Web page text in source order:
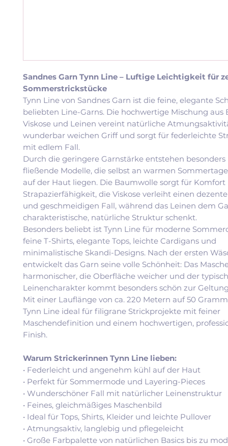
Sandnes Garn Tynn Line – Luftige Leichtigkeit für
Sommerstrickstücke
Tynn Line von Sandnes Garn ist die feine, elegante
beliebten Line-Garns. Die hochwertige Mischung aus
Viskose und Leinen vereint natürliche
wunderbar weichen Griff und sorgt für federleichte
mit edlem Fall.
Durch die geringere Garnstärke entstehen besonders
fließende Modelle, die selbst an warmen
auf der Haut liegen. Die Baumwolle sorgt für Komfort
Strapazierfähigkeit, die Viskose verleiht einen
und geschmeidigen Fall, während das Leinen dem
charakteristische, natürliche Struktur schenkt.
Besonders beliebt ist Tynn Line für moderne
feine T-Shirts, elegante Tops, leichte Cardigans und
minimalistische Skandi-Designs. Nach der ersten
entwickelt das Garn seine volle Schönheit: Das
harmonischer, die Oberfläche weicher und der
Leinencharakter kommt besonders schön zur
Mit einer Lauflänge von ca. 220 Metern auf 50
Tynn Line ideal für filigrane Strickprojekte mit feiner
Maschendefinition und einem hochwertigen,
Finish.
Warum Strickerinnen Tynn Line lieben:
• Federleicht und angenehm kühl auf der Haut
• Perfekt für Sommermode und Layering-Pieces
• Wunderschöner Fall mit natürlicher Leinenstruktur
• Feines, gleichmäßiges Maschenbild
• Ideal für Tops, Shirts, Kleider und leichte Pullover
• Atmungsaktiv, langlebig und pflegeleicht
• Große Farbpalette von natürlichen Basics bis zu